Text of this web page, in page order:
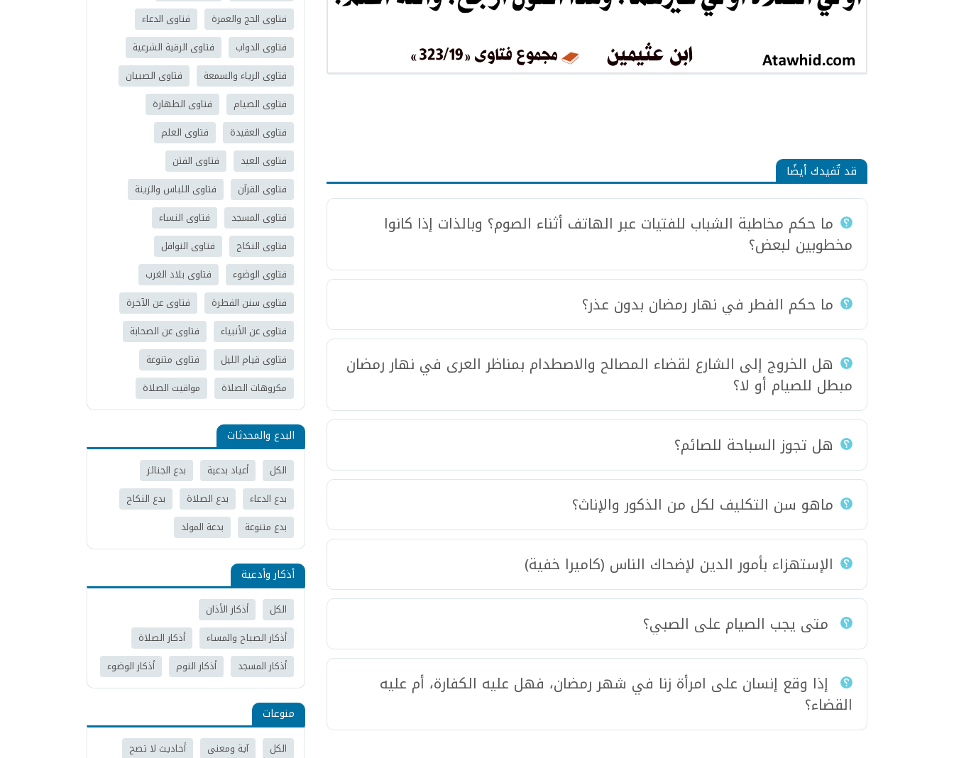
قد تٌفيدك أيضًا
ما حكم مخاطبة الشباب للفتيات عبر الهاتف أثناء الصوم‏؟‏ وبالذات إذا كانوا
مخطوبين لبعض‏؟
ما حكم الفطر في نهار رمضان بدون عذر؟
هل الخروج إلى الشارع لقضاء المصالح والاصطدام بمناظر العرى في نهار رمضان
مبطل للصيام أو لا؟
هل تجوز السباحة للصائم؟
ماهو سن التكليف لكل من الذكور والإناث؟
الإستهزاء بأمور الدين لإضحاك الناس (كاميرا خفية)
متى يجب الصيام على الصبي؟
إذا وقع إنسان على امرأة زنا في شهر رمضان، فهل عليه الكفارة، أم عليه
القضاء؟
فتاوى الحج والعمرة
فتاوى الدعاء
فتاوى الدواب
فتاوى الرقية الشرعية
فتاوى الرياء والسمعة
فتاوى الصبيان
فتاوى الصيام
فتاوى الطهارة
فتاوى العقيدة
فتاوى العلم
فتاوى العيد
فتاوى الفتن
فتاوى القرآن
فتاوى اللباس والزينة
فتاوى المسجد
فتاوى النساء
فتاوى النكاح
فتاوى النوافل
فتاوى الوضوء
فتاوى بلاد الغرب
فتاوى سنن الفطرة
فتاوى عن الآخرة
فتاوى عن الأنبياء
فتاوى عن الصحابة
فتاوى قيام الليل
فتاوى متنوعة
مكروهات الصلاة
مواقيت الصلاة
البدع والمحدثات
الكل أعياد بدعية
بدع الجنائز
بدع الدعاء
بدع الصلاة
بدع النكاح
بدع متنوعة
بدعة المولد
أذكار وأدعية
الكل
أذكار الأذان
أذكار الصباح والمساء
أذكار الصلاة
أذكار المسجد
أذكار النوم أذكار الوضوء
منوعات
الكل آية ومعنى
أحاديث لا تصح